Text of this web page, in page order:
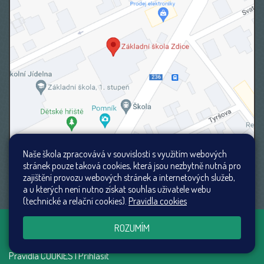
Všechna práva vyhrazena. Copyright ©
2026Mapa stránek|Přístupnost stránek|
Pravidla COOKIES|Přihlásit
Naše škola zpracovává v souvislosti s využitím webových
stránek pouze taková cookies, která jsou nezbytně nutná pro
zajištění provozu webových stránek a internetových služeb,
a u kterých není nutno získat souhlas uživatele webu
(technické a relační cookies). Pravidla cookies
ROZUMÍM